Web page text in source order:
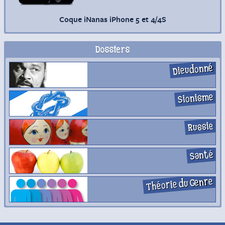
Coque iNanas iPhone 5 et 4/4S
Dossiers
Dieudonné
Sionisme
Russie
Santé
Théorie du Genre